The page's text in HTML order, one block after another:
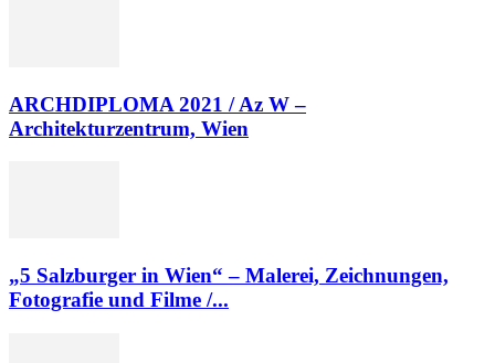
ARCHDIPLOMA 2021 / Az W –
Architekturzentrum, Wien
„5 Salzburger in Wien“ – Malerei, Zeichnungen,
Fotografie und Filme /...